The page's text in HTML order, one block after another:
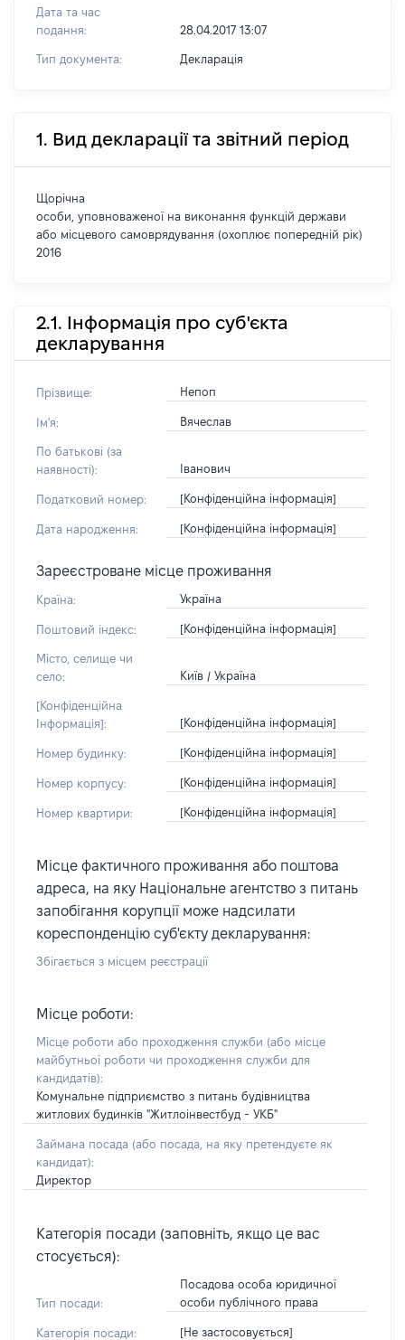
Дата та час
подання:
28.04.2017 13:07
Тип документа: Декларація
1. Вид декларації та звітний період
Щорічна
особи, уповноваженої на виконання функцій держави
або місцевого самоврядування (охоплює попередній рік)
2016
2.1. Інформація про суб'єкта
декларування
Прізвище: Непоп
Ім'я: Вячеслав
По батькові (за
наявності):
Іванович
Податковий номер: [Конфіденційна інформація]
Дата народження: [Конфіденційна інформація]
Зареєстроване місце проживання
Країна: Україна
Поштовий індекс: [Конфіденційна інформація]
Місто, селище чи
село:
Київ / Україна
[Конфіденційна
Інформація]:
[Конфіденційна інформація]
Номер будинку: [Конфіденційна інформація]
Номер корпусу: [Конфіденційна інформація]
Номер квартири: [Конфіденційна інформація]
Місце фактичного проживання або поштова
адреса, на яку Національне агентство з питань
запобігання корупції може надсилати
кореспонденцію суб'єкту декларування:
Збігається з місцем реєстрації
Місце роботи:
Місце роботи або проходження служби (або місце
майбутньої роботи чи проходження служби для
кандидатів):
Комунальне підприємство з питань будівництва
житлових будинків "Житлоінвестбуд - УКБ"
Займана посада (або посада, на яку претендуєте як
кандидат):
Директор
Категорія посади (заповніть, якщо це вас
стосується):
Тип посади:
Посадова особа юридичної
особи публічного права
Категорія посади: [Не застосовується]